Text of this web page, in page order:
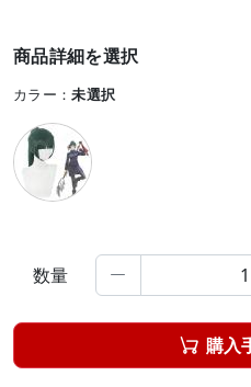
商品詳細を選択
カラー：未選択
数量 
 購入